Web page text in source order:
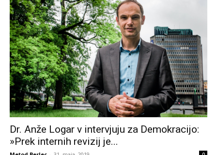
Dr. Anže Logar v intervjuju za Demokracijo:
»Prek internih revizij je...